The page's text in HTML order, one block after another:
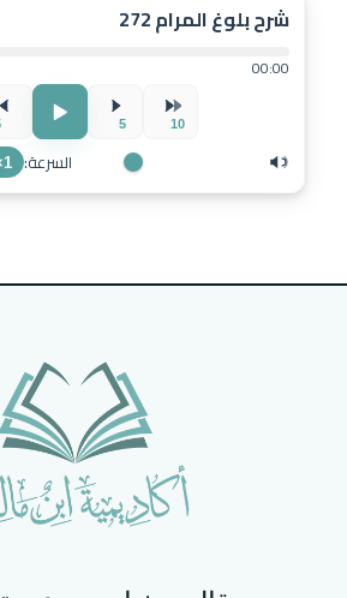
شرح بلوغ المرام 272
00:00
10
5
السرعة: 1×